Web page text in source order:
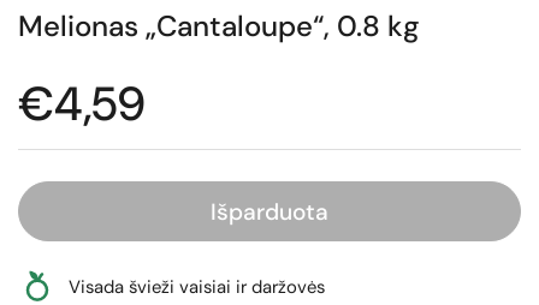
Melionas „Cantaloupe“, 0.8 kg
Normali kaina
€4,59
Išparduota
Visada švieži vaisiai ir daržovės